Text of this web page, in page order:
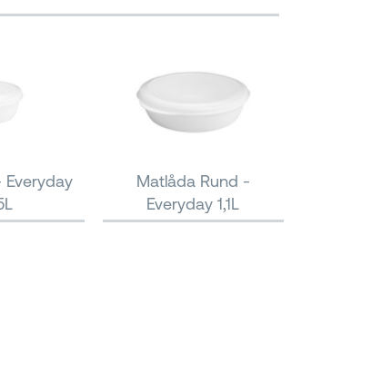
Everyday
Matlåda Rund -
Everyday 1,1L